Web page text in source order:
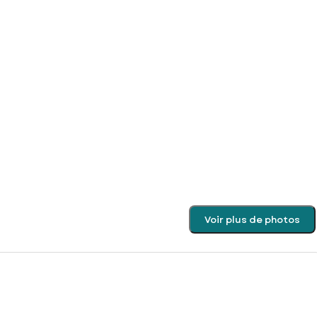
Voir plus de photos